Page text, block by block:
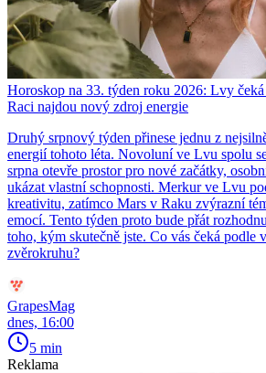
Horoskop na 33. týden roku 2026: Lvy
Raci najdou nový zdroj energie
Druhý srpnový týden přinese jednu z
energií tohoto léta. Novoluní ve Lvu spolu
srpna otevře prostor pro nové začátky,
ukázat vlastní schopnosti. Merkur ve Lvu
kreativitu, zatímco Mars v Raku zvýrazní
emocí. Tento týden proto bude přát
toho, kým skutečně jste. Co vás čeká podle
zvěrokruhu?
GrapesMag
dnes, 16:00
5 min
Reklama